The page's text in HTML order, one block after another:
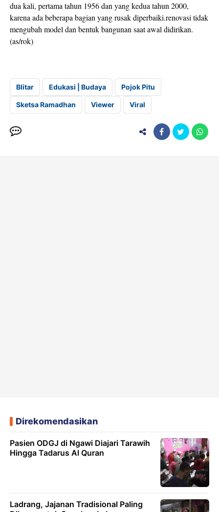
dua kali, pertama tahun 1956 dan yang kedua tahun 2000,
karena ada beberapa bagian yang rusak diperbaiki.renovasi tidak
mengubah model dan bentuk bangunan saat awal didirikan.
(as/rok)
Blitar Edukasi | Budaya Pojok Pitu
Sketsa Ramadhan Viewer Viral
Direkomendasikan
Pasien ODGJ di Ngawi Diajari Tarawih
Hingga Tadarus Al Quran
Ladrang, Jajanan Tradisional Paling